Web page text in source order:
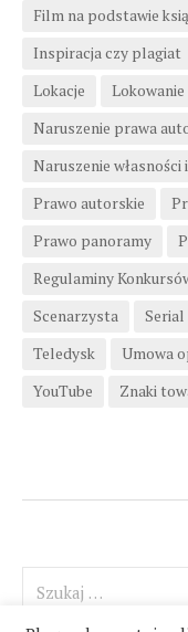
Film na podstawie
Inspiracja czy plagiat
Lokacje
Naruszenie prawa
Naruszenie
Prawo autorskie
Prawo panoramy
Regulaminy
Scenarzysta
Serial
Teledysk
Umowa
YouTube
Znaki